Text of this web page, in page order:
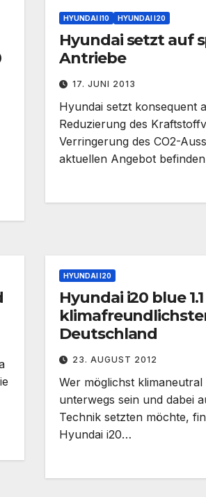
HYUNDAI I10 HYUNDAI I20
Hyundai setzt auf
Antriebe
17. JUNI 2013
Hyundai setzt konsequent
Reduzierung des
Verringerung des CO2-
aktuellen Angebot
HYUNDAI I20
Hyundai i20 blue
Deutschland
23. AUGUST 2012
Wer möglichst
unterwegs sein und dabei
Technik setzten möchte,
Hyundai i20…